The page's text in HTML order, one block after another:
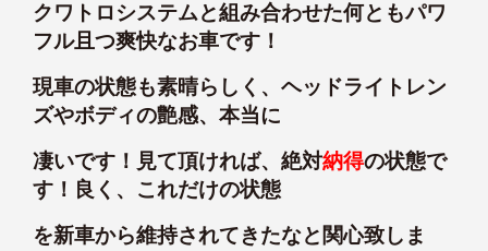
クワトロシステムと組み合わせた何ともパワ
フル且つ爽快なお車です！
現車の状態も素晴らしく、ヘッドライトレン
ズやボディの艶感、本当に
凄いです！見て頂ければ、絶対納得の状態で
す！良く、これだけの状態
を新車から維持されてきたなと関心致しま